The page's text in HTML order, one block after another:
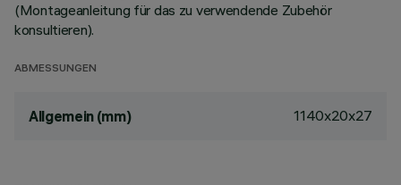
(Montageanleitung für das zu verwendende Zubehör
konsultieren).
ABMESSUNGEN
Allgemein (mm) 1140x20x27